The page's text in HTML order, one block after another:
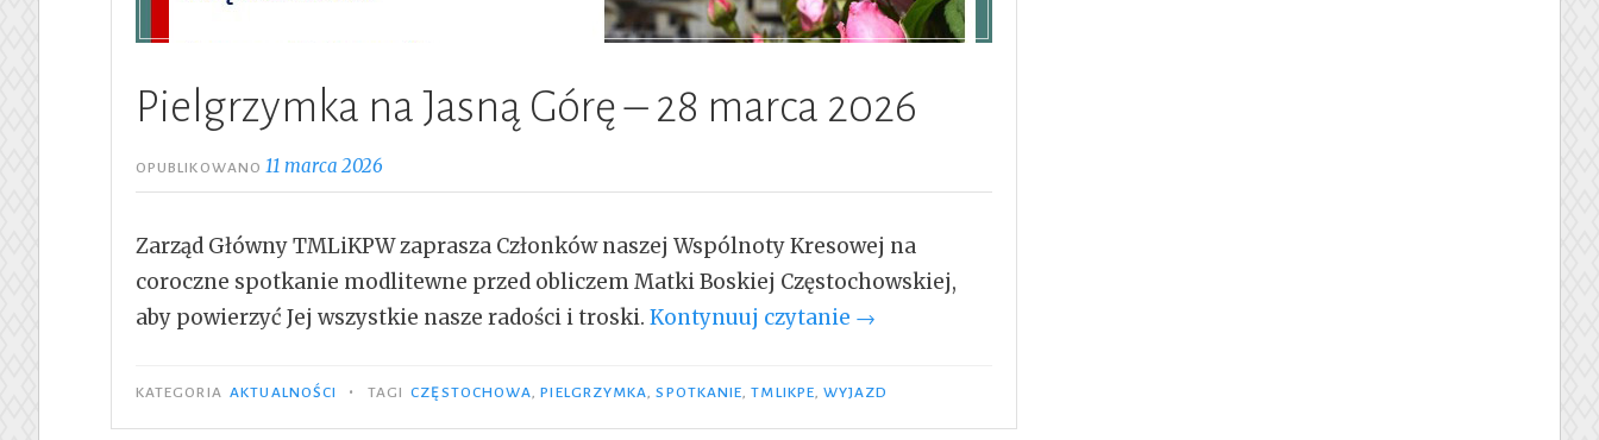
Pielgrzymka na Jasną Górę – 28 marca 2026
OPUBLIKOWANO 11 marca 2026
Zarząd Główny TMLiKPW zaprasza Członków naszej Wspólnoty Kresowej na
coroczne spotkanie modlitewne przed obliczem Matki Boskiej Częstochowskiej,
aby powierzyć Jej wszystkie nasze radości i troski. Kontynuuj czytanie „Pielgrzymka
Jasną
Górę
→
KATEGORIA AKTUALNOŚCI • TAGI CZĘSTOCHOWA,PIELGRZYMKA,SPOTKANIE,TMLIKPE,WYJAZD